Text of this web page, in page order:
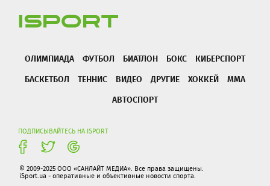
ОЛИМПИАДА ФУТБОЛ БИАТЛОН БОКС
КИБЕРСПОРТ
БАСКЕТБОЛ
ТЕННИС ВИДЕО ДРУГИЕ ХОККЕЙ
ММА
АВТОСПОРТ
ПОДПИСЫВАЙТЕСЬ НА ISPORT
© 2009-2025 ООО «САНЛАЙТ МЕДИА». Все права защищены.
iSport.ua - оперативные и объективные новости спорта.